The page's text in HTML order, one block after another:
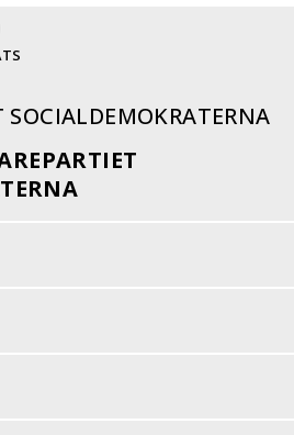
SOCIALDEMOKRATERNA